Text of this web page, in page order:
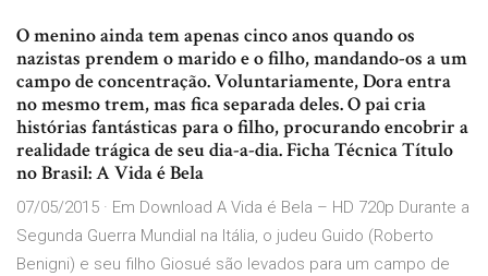
O menino ainda tem apenas cinco anos quando os
nazistas prendem o marido e o filho, mandando-os a um
campo de concentração. Voluntariamente, Dora entra
no mesmo trem, mas fica separada deles. O pai cria
histórias fantásticas para o filho, procurando encobrir a
realidade trágica de seu dia-a-dia. Ficha Técnica Título
no Brasil: A Vida é Bela
07/05/2015 · Em Download A Vida é Bela – HD 720p Durante a
Segunda Guerra Mundial na Itália, o judeu Guido (Roberto
Benigni) e seu filho Giosué são levados para um campo de